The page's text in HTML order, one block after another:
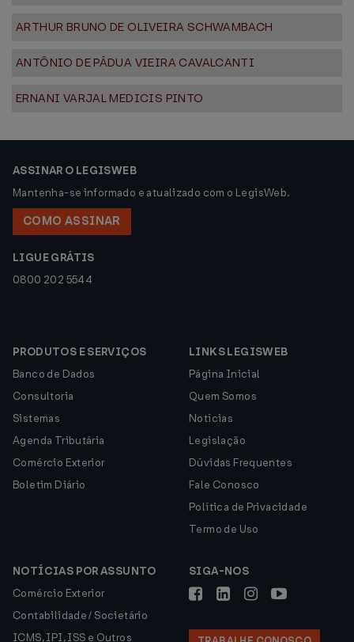
ARTHUR BRUNO DE OLIVEIRA SCHWAMBACH
ANTÔNIO DE PÁDUA VIEIRA CAVALCANTI
ERNANI VARJAL MEDICIS PINTO
ASSINAR O LEGISWEB
Mantenha-se informado e atualizado com o LegisWeb.
COMO ASSINAR
LIGUE GRÁTIS
0800 202 5544
PRODUTOS E SERVIÇOS
Banco de Dados
Consultoria
Sistemas
Agenda Tributária
Comércio Exterior
Boletim Diário
LINKS LEGISWEB
Página Inicial
Quem Somos
Notícias
Legislação
Dúvidas Frequentes
Fale Conosco
Política de Privacidade
Termo de Uso
NOTÍCIAS POR ASSUNTO
Comércio Exterior
Contabilidade / Societário
ICMS, IPI, ISS e Outros
SIGA-NOS